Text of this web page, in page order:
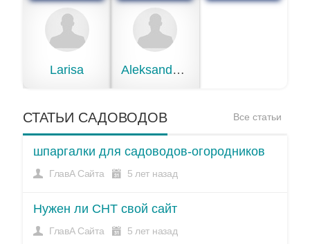
Larisa Aleksand-grig
СТАТЬИ САДОВОДОВ Все статьи
шпаргалки для садоводов-огородников
ГлавА Сайта 5 лет назад
Нужен ли СНТ свой сайт
ГлавА Сайта 5 лет назад